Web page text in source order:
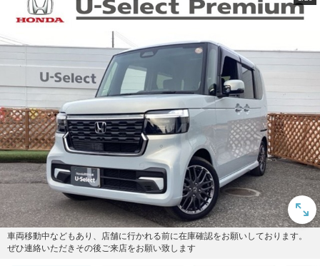
車両移動中などもあり、店舗に行かれる前に在庫確認をお願いしております。
ぜひ連絡いただきその後ご来店をお願い致します